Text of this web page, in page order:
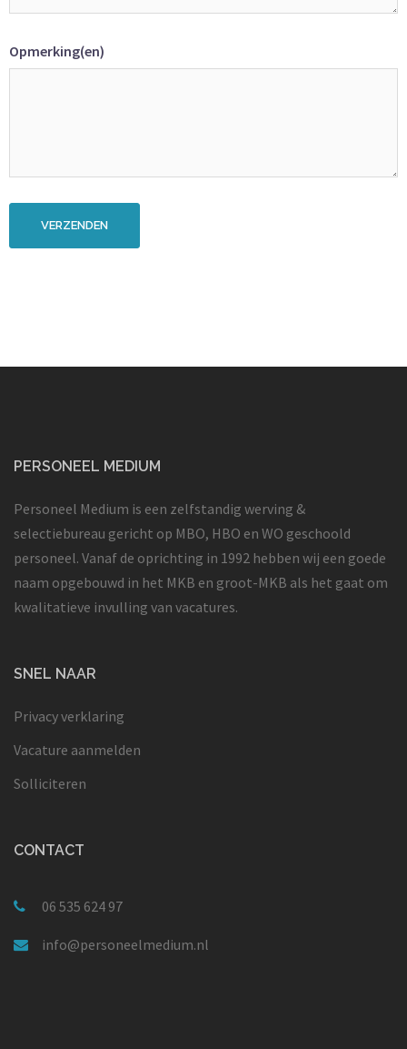
Opmerking(en)
PERSONEEL MEDIUM
Personeel Medium is een zelfstandig werving &
selectiebureau gericht op MBO, HBO en WO geschoold
personeel. Vanaf de oprichting in 1992 hebben wij een goede
naam opgebouwd in het MKB en groot-MKB als het gaat om
kwalitatieve invulling van vacatures.
SNEL NAAR
Privacy verklaring
Vacature aanmelden
Solliciteren
CONTACT
06 535 624 97
info@personeelmedium.nl